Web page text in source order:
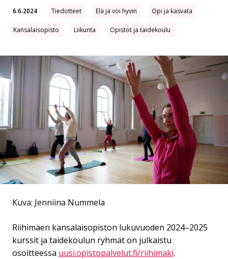
6.6.2024 Tiedotteet Elä ja voi hyvin Opi ja kasvata
Kansalaisopisto Liikunta Opistot ja taidekoulu
Kuva: Jenniina Nummela
Riihimäen kansalaisopiston lukuvuoden 2024–2025
kurssit ja taidekoulun ryhmät on julkaistu
osoitteessa uusi.opistopalvelut.fi/riihimaki.